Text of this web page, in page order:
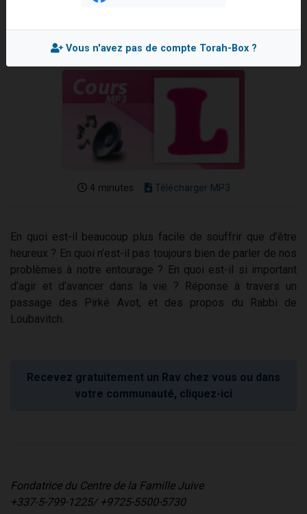
3 personnes viennent de nous rejoindre sur WhatsApp
2 nouvelles musiques dans Torah-Box Music
4 minutes Télécharger MP3
En quoi est-il beaucoup plus facile de souffrir que d’être
heureux ? En quoi n’est-il pas toujours bien de parler de nos
problèmes à notre entourage ? En quoi est-il si important
d’agir et d’avancer dans la vie ? Réponse à travers un
passage des Pirké Avot, et des propos du Rabbi de
Loubavitch.
Recevez gratuitement un Rav chez vous ou dans
votre communauté, cliquez-ici
Fondatrice du Centre de la Famille Juive
+337-5-799-1225/ +9725-5500-5730
Vous n'avez pas de compte Torah-Box ?